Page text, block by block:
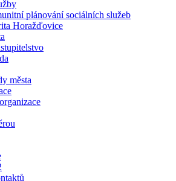
plánování sociálních služeb
Horažďovice
města